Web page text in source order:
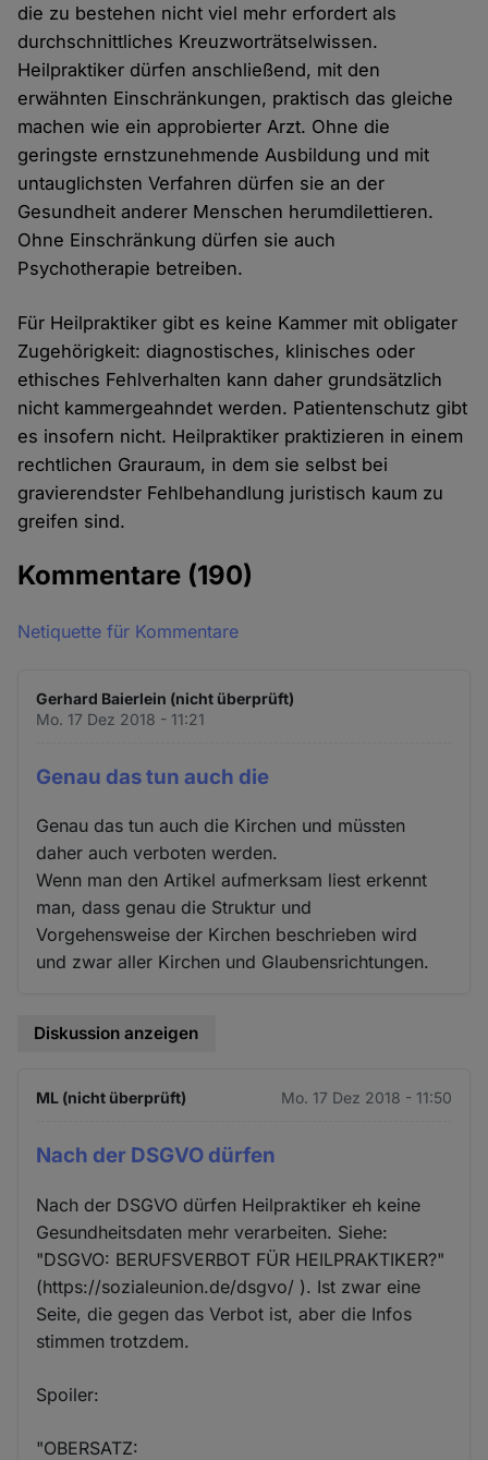
die zu bestehen nicht viel mehr erfordert als
durchschnittliches Kreuzworträtselwissen.
Heilpraktiker dürfen anschließend, mit den
erwähnten Einschränkungen, praktisch das gleiche
machen wie ein approbierter Arzt. Ohne die
geringste ernstzunehmende Ausbildung und mit
untauglichsten Verfahren dürfen sie an der
Gesundheit anderer Menschen herumdilettieren.
Ohne Einschränkung dürfen sie auch
Psychotherapie betreiben.
Für Heilpraktiker gibt es keine Kammer mit obligater
Zugehörigkeit: diagnostisches, klinisches oder
ethisches Fehlverhalten kann daher grundsätzlich
nicht kammergeahndet werden. Patientenschutz gibt
es insofern nicht. Heilpraktiker praktizieren in einem
rechtlichen Grauraum, in dem sie selbst bei
gravierendster Fehlbehandlung juristisch kaum zu
greifen sind.
Kommentare (190)
Netiquette für Kommentare
Gerhard Baierlein (nicht überprüft)
Mo. 17 Dez 2018 - 11:21
Genau das tun auch die
Genau das tun auch die Kirchen und müssten
daher auch verboten werden.
Wenn man den Artikel aufmerksam liest erkennt
man, dass genau die Struktur und
Vorgehensweise der Kirchen beschrieben wird
und zwar aller Kirchen und Glaubensrichtungen.
Diskussion anzeigen
ML (nicht überprüft) Mo. 17 Dez 2018 - 11:50
Nach der DSGVO dürfen
Nach der DSGVO dürfen Heilpraktiker eh keine
Gesundheitsdaten mehr verarbeiten. Siehe:
"DSGVO: BERUFSVERBOT FÜR HEILPRAKTIKER?"
(https://sozialeunion.de/dsgvo/ ). Ist zwar eine
Seite, die gegen das Verbot ist, aber die Infos
stimmen trotzdem.
Spoiler:
"OBERSATZ: